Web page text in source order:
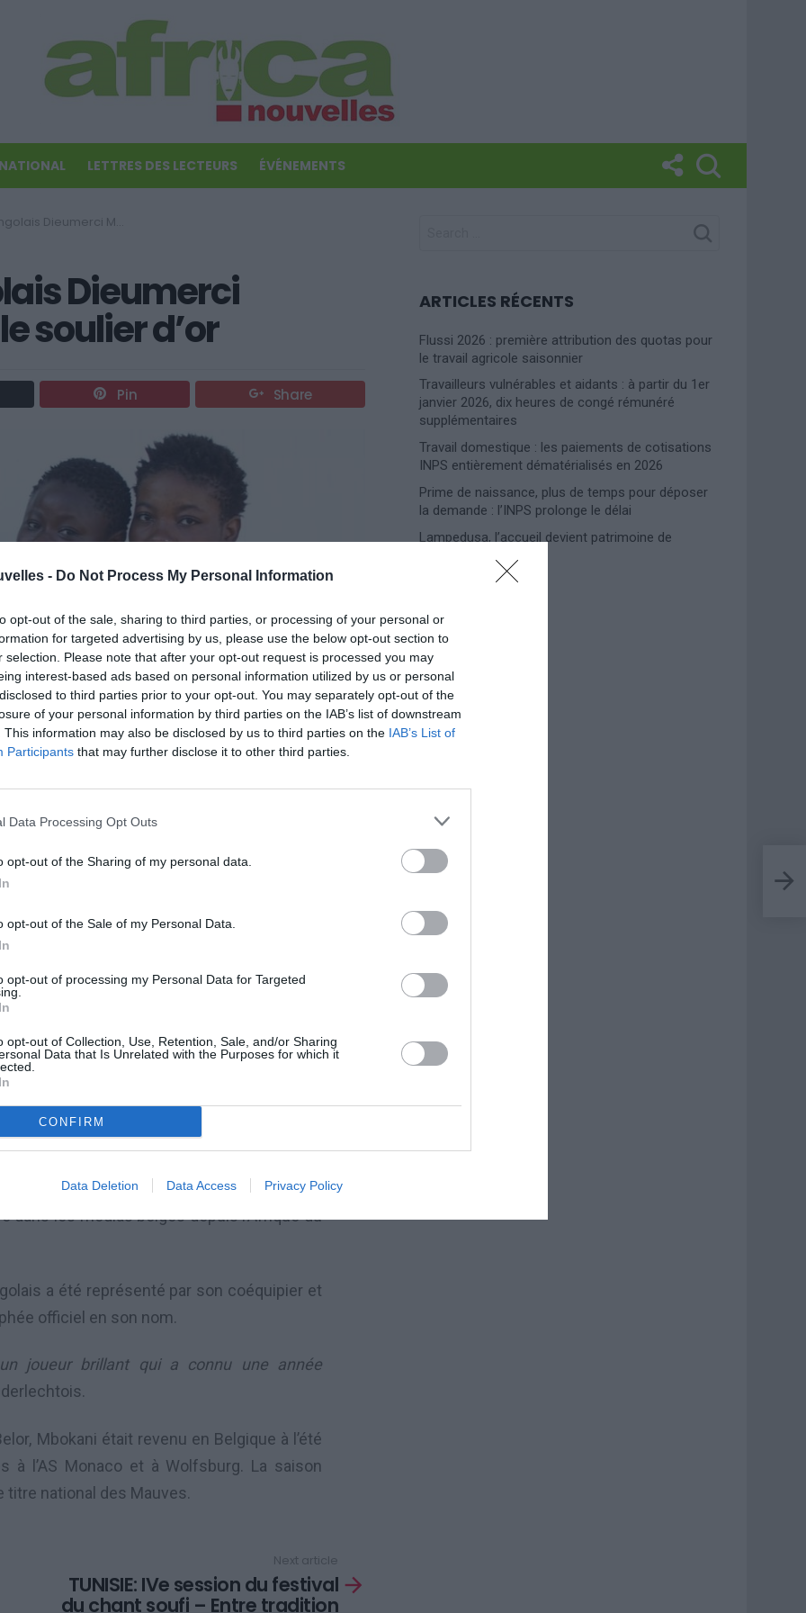
- Do Not Process My Personal Information
opt-out of the sale, sharing to third parties, or processing of your personal or
for targeted advertising by us, please use the below opt-out section to
selection. Please note that after your opt-out request is processed you may
interest-based ads based on personal information utilized by us or personal
to third parties prior to your opt-out. You may separately opt-out of the
of your personal information by third parties on the IAB’s list of downstream
This information may also be disclosed by us to third parties on the IAB’s List of
Participants that may further disclose it to other third parties.
Data Processing Opt Outs
opt-out of the Sharing of my personal data.
opt-out of the Sale of my Personal Data.
opt-out of processing my Personal Data for Targeted
opt-out of Collection, Use, Retention, Sale, and/or Sharing
Data that Is Unrelated with the Purposes for which it
CONFIRM
Data Deletion Data Access Privacy Policy
LETTRES DES LECTEURS ÉVÉNEMENTS
Mbokani remporte le soulier d’or
Dieumerci
soulier d’or
Pin Share
a remporté, mercredi 23 janvier, le
joueur de la première division belge
Elizabeth où il joue la Coupe d’Afrique des
terme d’un vote effectué par un jury
de journalistes, d’entraîneurs et
lauréats, Dieumerci Mbokani a
de Genk et son coéquipier, le gardien
et je remercie mes entraîneurs John van
dans les médias belges depuis l’Afrique du
a été représenté par son coéquipier et
officiel en son nom.
joueur brillant qui a connu une année
Mbokani était revenu en Belgique à l’été
à l’AS Monaco et à Wolfsburg. La saison
titre national des Mauves.
Next article
TUNISIE: IVe session du festival
du chant soufi – Entre tradition
ARTICLES RÉCENTS
Flussi 2026 : première attribution des quotas pour
le travail agricole saisonnier
Travailleurs vulnérables et aidants : à partir du 1er
janvier 2026, dix heures de congé rémunéré
supplémentaires
Travail domestique : les paiements de cotisations
INPS entièrement dématérialisés en 2026
Prime de naissance, plus de temps pour déposer
la demande : l’INPS prolonge le délai
Lampedusa, l’accueil devient patrimoine de
Photoshoot Paris